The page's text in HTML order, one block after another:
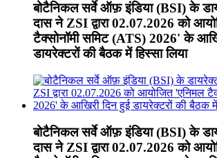
बोटैनिकल सर्वे ऑफ़ इंडिया (BSI) के
दास ने ZSI द्वारा 02.07.2026 को
टैक्सोनॉमी समिट (ATS) 2026' के
डायरेक्टरों की बैठक में हिस्सा लिया
बोटैनिकल सर्वे ऑफ़ इंडिया (BSI) के
दास ने ZSI द्वारा 02.07.2026 को